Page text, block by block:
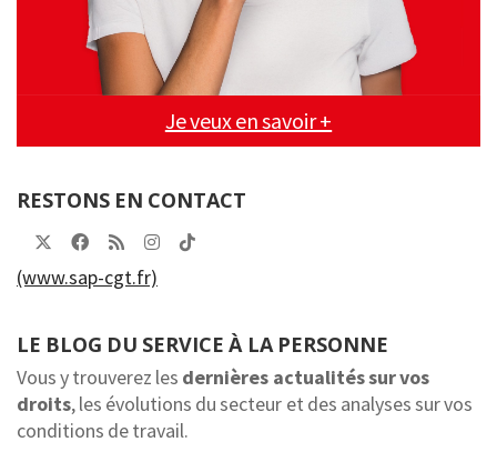
Je veux en savoir +
RESTONS EN CONTACT
(www.sap-cgt.fr)
LE BLOG DU SERVICE À LA PERSONNE
Vous y trouverez les dernières actualités sur vos
droits, les évolutions du secteur et des analyses sur vos
conditions de travail.